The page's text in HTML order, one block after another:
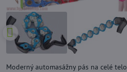
Moderný automasážny pás na celé telo